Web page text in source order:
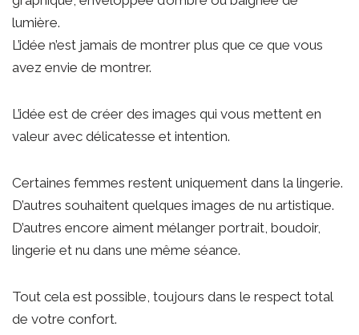
lumière.
L’idée n’est jamais de montrer plus que ce que vous
avez envie de montrer.
L’idée est de créer des images qui vous mettent en
valeur avec délicatesse et intention.
Certaines femmes restent uniquement dans la lingerie.
D’autres souhaitent quelques images de nu artistique.
D’autres encore aiment mélanger portrait, boudoir,
lingerie et nu dans une même séance.
Tout cela est possible, toujours dans le respect total
de votre confort.